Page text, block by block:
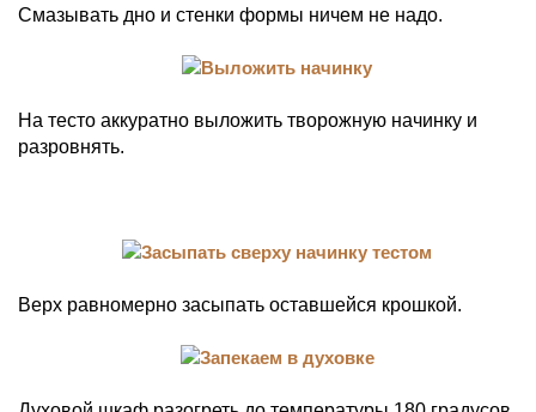
Смазывать дно и стенки формы ничем не надо.
На тесто аккуратно выложить творожную начинку и
разровнять.
Верх равномерно засыпать оставшейся крошкой.